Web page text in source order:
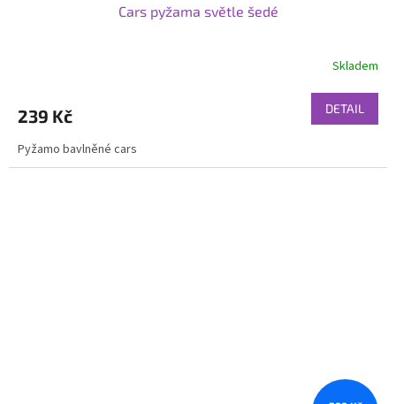
Cars pyžama světle šedé
Skladem
239 Kč DETAIL
Pyžamo bavlněné cars